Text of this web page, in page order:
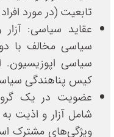
تابعیت (در مورد
عقاید سیاسی: آزار
سیاسی مخالف با
سیاسی اپوزیسیون.
کیس پناهندگی
عضویت در یک
شامل آزار و اذیت
ویژگی‌های مشترک